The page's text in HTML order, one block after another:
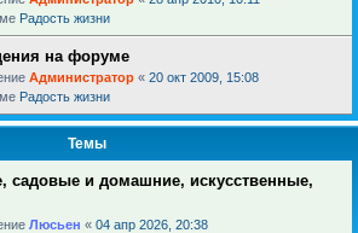
Радость жизни
на форуме
Администратор « 20 окт 2009, 15:08
Радость жизни
Темы
садовые и домашние, искусственные,
Люсьен « 04 апр 2026, 20:38